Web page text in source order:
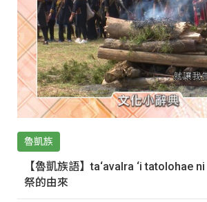
魯凱族
【魯凱族語】ta‘avalra ‘i tatolohae
祭的由來